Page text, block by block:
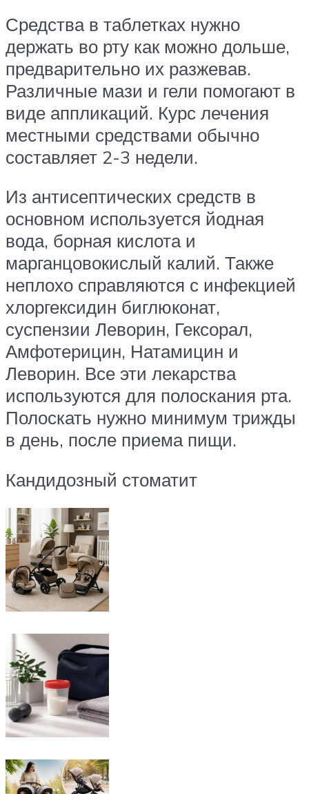
Средства в таблетках нужно
держать во рту как можно дольше,
предварительно их разжевав.
Различные мази и гели помогают в
виде аппликаций. Курс лечения
местными средствами обычно
составляет 2-3 недели.
Из антисептических средств в
основном используется йодная
вода, борная кислота и
марганцовокислый калий. Также
неплохо справляются с инфекцией
хлоргексидин биглюконат,
суспензии Леворин, Гексорал,
Амфотерицин, Натамицин и
Леворин. Все эти лекарства
используются для полоскания рта.
Полоскать нужно минимум трижды
в день, после приема пищи.
Кандидозный стоматит